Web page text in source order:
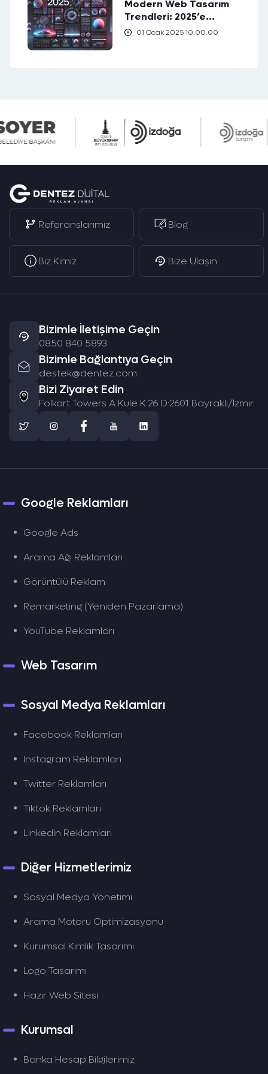
Modern Web Tasarım
Trendleri: 2025’e
Hazırlık
01 Ocak 2025 10:00:00
Referanslarımız Blog
Biz Kimiz Bize Ulaşın
Bizimle İletişime Geçin
0850 840 5893
Bizimle Bağlantıya Geçin
destek@dentez.com
Bizi Ziyaret Edin
Folkart Towers A Kule K:26 D:2601 Bayraklı/İzmir
Google Reklamları
Google Ads
Arama Ağı Reklamları
Görüntülü Reklam
Remarketing (Yeniden Pazarlama)
YouTube Reklamları
Web Tasarım
Sosyal Medya Reklamları
Facebook Reklamları
Instagram Reklamları
Twitter Reklamları
Tiktok Reklamları
LinkedIn Reklamları
Diğer Hizmetlerimiz
Sosyal Medya Yönetimi
Arama Motoru Optimizasyonu
Kurumsal Kimlik Tasarımı
Logo Tasarımı
Hazır Web Sitesi
Kurumsal
Banka Hesap Bilgilerimiz